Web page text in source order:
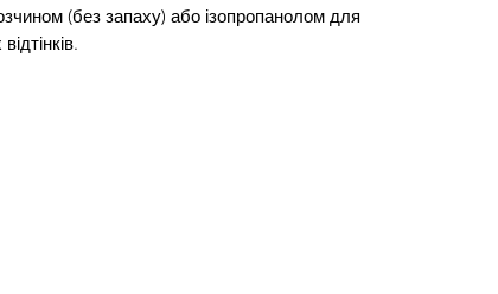
(без запаху) або ізопропанолом для